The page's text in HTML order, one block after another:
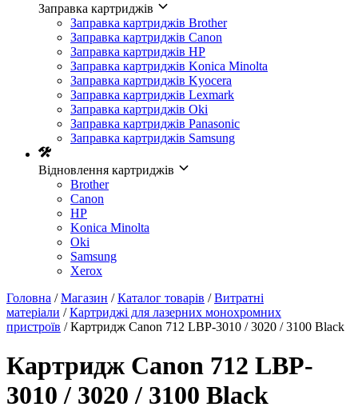
Заправка картриджів
Заправка картриджів Brother
Заправка картриджів Canon
Заправка картриджів HP
Заправка картриджів Konica Minolta
Заправка картриджів Kyocera
Заправка картриджів Lexmark
Заправка картриджів Oki
Заправка картриджів Panasonic
Заправка картриджів Samsung
Відновлення картриджів
Brother
Canon
HP
Konica Minolta
Oki
Samsung
Xerox
Головна /Магазин /Каталог товарів /Витратні
матеріали /Картриджі для лазерних монохромних
пристроїв / Картридж Canon 712 LBP-3010 / 3020 / 3100 Black
Картридж Canon 712 LBP-
3010 / 3020 / 3100 Black